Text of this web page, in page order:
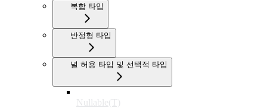
복합 타입
반정형 타입
널 허용 타입 및 선택적 타입
Nullable(T)